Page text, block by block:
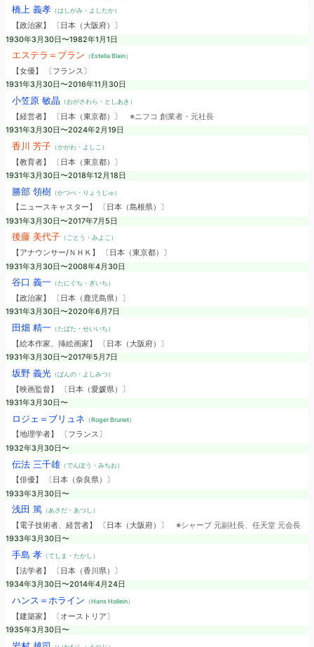
橋上 義孝（はしがみ・よしたか）
【政治家】 〔日本（大阪府）〕
1930年3月30日〜1982年1月1日
エステラ＝ブラン （Estella Blain）
【女優】 〔フランス〕
1931年3月30日〜2016年11月30日
小笠原 敏晶 （おがさわら・としあき）
【経営者】 〔日本（東京都）〕 ※ニフコ 創業者・元社長
1931年3月30日〜2024年2月19日
香川 芳子（かがわ・よしこ）
【教育者】 〔日本（東京都）〕
1931年3月30日〜2018年12月18日
勝部 領樹（かつべ・りょうじゅ）
【ニュースキャスター】 〔日本（島根県）〕
1931年3月30日〜2017年7月5日
後藤 美代子（ごとう・みよこ）
【アナウンサー/ＮＨＫ】 〔日本（東京都）〕
1931年3月30日〜2008年4月30日
谷口 義一（たにぐち・ぎいち）
【政治家】 〔日本（鹿児島県）〕
1931年3月30日〜2020年6月7日
田畑 精一（たばた・せいいち）
【絵本作家、挿絵画家】 〔日本（大阪府）〕
1931年3月30日〜2017年5月7日
坂野 義光（ばんの・よしみつ）
【映画監督】 〔日本（愛媛県）〕
1931年3月30日〜
ロジェ＝ブリュネ （Roger Brunet）
【地理学者】 〔フランス〕
1932年3月30日〜
伝法 三千雄（でんぽう・みちお）
【俳優】 〔日本（奈良県）〕
1933年3月30日〜
浅田 篤（あさだ・あつし）
【電子技術者、経営者】 〔日本（大阪府）〕 ※シャープ 元副社長、任天堂 元会長
1933年3月30日〜
手島 孝（てしま・たかし）
【法学者】 〔日本（香川県）〕
1934年3月30日〜2014年4月24日
ハンス＝ホライン （Hans Hollein）
【建築家】 〔オーストリア〕
1935年3月30日〜